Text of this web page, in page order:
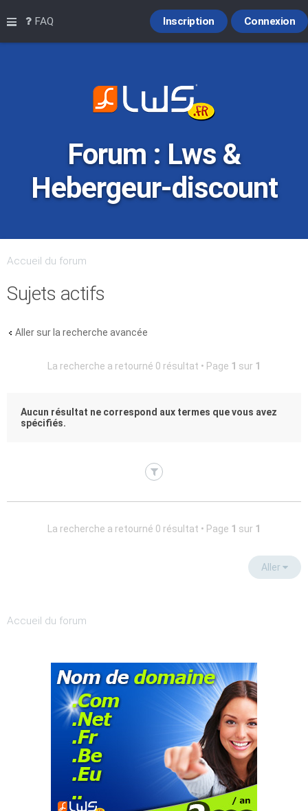
Raccourcis
FAQ Connexion
Inscription
Forum : Lws &
Hebergeur-discount
Accueil du forum
Sujets actifs
Aller sur la recherche avancée
La recherche a retourné 0 résultat • Page 1 sur 1
Aucun résultat ne correspond aux termes que vous avez
spécifiés.
La recherche a retourné 0 résultat • Page 1 sur 1
Aller
Accueil du forum